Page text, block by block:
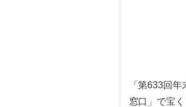
「第633回
窓口」で宝